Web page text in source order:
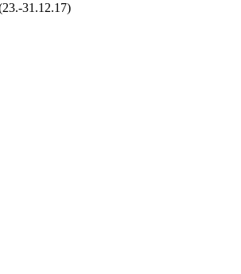
31.12.17)